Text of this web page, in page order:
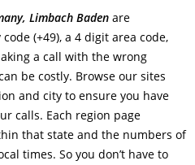
Limbach Baden are
(+49), a 4 digit area code,
a call with the wrong
be costly. Browse our sites
and city to ensure you have
calls. Each region page
that state and the numbers of
times. So you don’t have to